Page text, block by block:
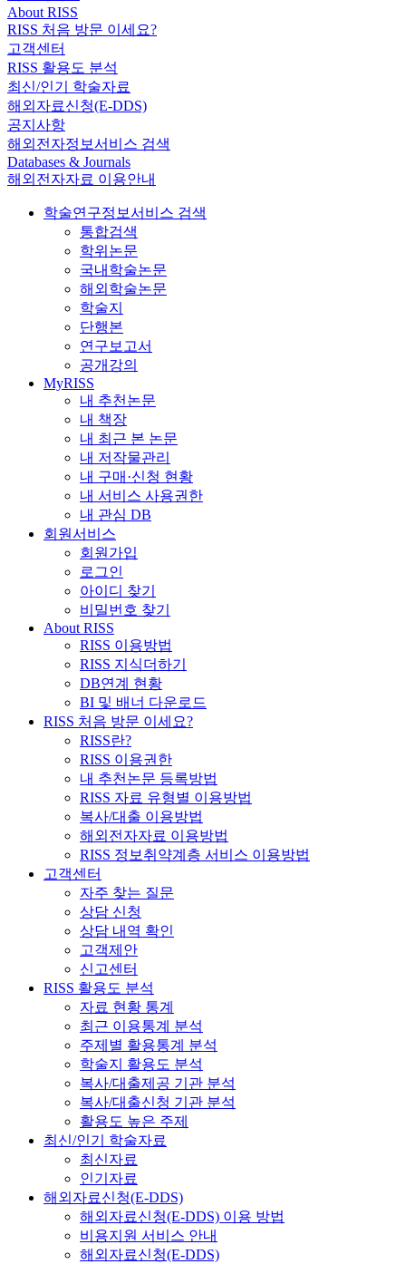
About RISS
RISS 처음 방문 이세요?
고객센터
RISS 활용도 분석
최신/인기 학술자료
해외자료신청(E-DDS)
공지사항
해외전자정보서비스 검색
Databases & Journals
해외전자자료 이용안내
학술연구정보서비스 검색
통합검색
학위논문
국내학술논문
해외학술논문
학술지
단행본
연구보고서
공개강의
MyRISS
내 추천논문
내 책장
내 최근 본 논문
내 저작물관리
내 구매·신청 현황
내 서비스 사용권한
내 관심 DB
회원서비스
회원가입
로그인
아이디 찾기
비밀번호 찾기
About RISS
RISS 이용방법
RISS 지식더하기
DB연계 현황
BI 및 배너 다운로드
RISS 처음 방문 이세요?
RISS란?
RISS 이용권한
내 추천논문 등록방법
RISS 자료 유형별 이용방법
복사/대출 이용방법
해외전자자료 이용방법
RISS 정보취약계층 서비스 이용방법
고객센터
자주 찾는 질문
상담 신청
상담 내역 확인
고객제안
신고센터
RISS 활용도 분석
자료 현황 통계
최근 이용통계 분석
주제별 활용통계 분석
학술지 활용도 분석
복사/대출제공 기관 분석
복사/대출신청 기관 분석
활용도 높은 주제
최신/인기 학술자료
최신자료
인기자료
해외자료신청(E-DDS)
해외자료신청(E-DDS) 이용 방법
비용지원 서비스 안내
해외자료신청(E-DDS)